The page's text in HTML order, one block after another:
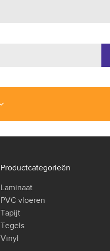
Productcategorieën
Laminaat
PVC vloeren
Tapijt
Tegels
Vinyl